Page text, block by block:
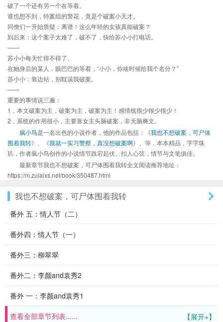
破了一个还有另一个在等着。
谁也想不到，特案组的警花，竟是个破案小天才。
同僚们一开始质疑：离谱！这么年轻的女孩真能破案？
到后来：这个案子太难了，破不了，快给苏小小打电话。
——
苏小小每天忙得不得了。
在她身后的某人，眼巴巴的等着，“小小，你啥时候给我个名分？”
苏小小：靠边站，别耽误我破案。
——
重要的事情说三遍：
1，本文破案为主，破案为主，破案为主！感情线很少很少很少！
2，系统的作用很小，主要靠女主头脑破案，非无脑爽文。
疯小鸟是一名出色的小说作者，他的作品包括：《我也不想破案，可尸体
围着我转》、《我就一实习警察，真没想破案啊》、等，本本精品，字字珠
玑，作者疯小鸟创作的小说情节跌宕起伏、扣人心弦，情节与文笔俱佳。
最新章节我也不想破案，可尸体围着我转全文阅读推荐地址：
https://m.zuiaixs.net/book/350487.html
我也不想破案，可尸体围着我转
番外 五：情人节（二）
番外四：情人节（一）
番外三：柳翠翠
番外二：李颜and袁秀2
番外 一：李颜and袁秀1
【展开+】
查看全部章节列表......